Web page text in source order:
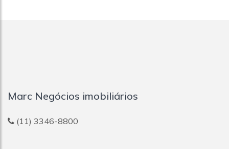
Marc Negócios imobiliários
(11) 3346-8800